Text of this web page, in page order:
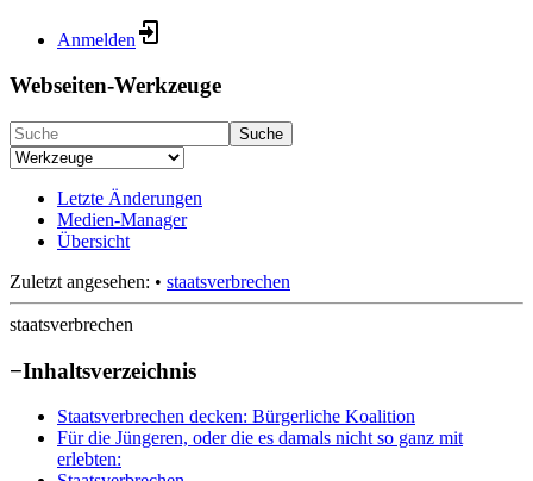
Anmelden
Webseiten-Werkzeuge
Suche
Letzte Änderungen
Medien-Manager
Übersicht
Zuletzt angesehen: • staatsverbrechen
staatsverbrechen
−Inhaltsverzeichnis
Staatsverbrechen decken: Bürgerliche Koalition
Für die Jüngeren, oder die es damals nicht so ganz mit
erlebten: